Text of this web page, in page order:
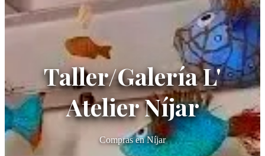
Taller/Galería L'
Atelier Níjar
Compras en Níjar